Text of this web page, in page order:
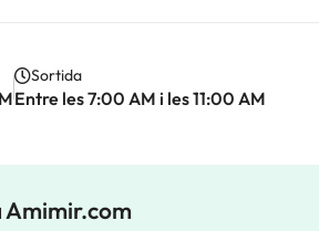
Sortida
Entre les 7:00 AM i les 11:00 AM
Amimir.com